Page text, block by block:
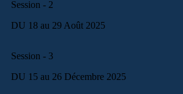
Session - 2
DU 18 au 29 Août 2025
Session - 3
DU 15 au 26 Décembre 2025